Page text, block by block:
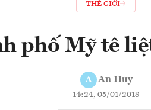
THẾ GIỚI
phố Mỹ tê
A An Huy
14:24, 05/01/2018